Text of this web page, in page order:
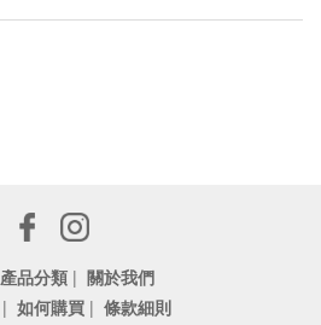
產品分類 | 關於我們
| 如何購買 | 條款細則